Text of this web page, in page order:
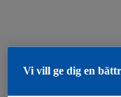
Vi vill ge dig en